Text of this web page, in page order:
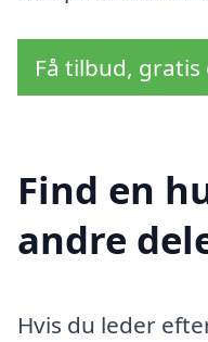
Få tilbud,
Find en
andre
Hvis du leder